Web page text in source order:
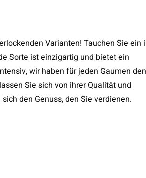
Varianten! Tauchen Sie ein
Sorte ist einzigartig und bietet ein
wir haben für jeden Gaumen den
Sie sich von ihrer Qualität und
den Genuss, den Sie verdienen.